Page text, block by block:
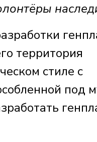
территория
стиле с
под